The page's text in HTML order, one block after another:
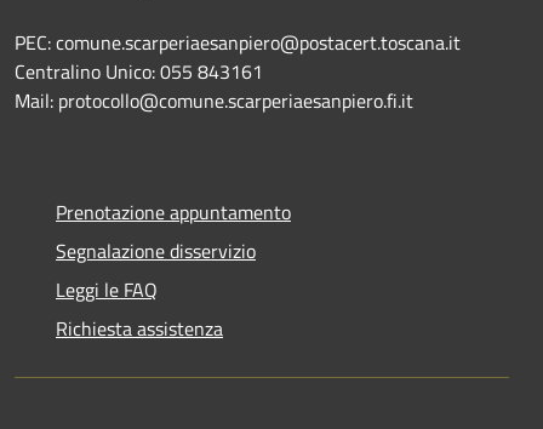
PEC: comune.scarperiaesanpiero@postacert.toscana.it
Centralino Unico: 055 843161
Mail: protocollo@comune.scarperiaesanpiero.fi.it
Prenotazione appuntamento
Segnalazione disservizio
Leggi le FAQ
Richiesta assistenza